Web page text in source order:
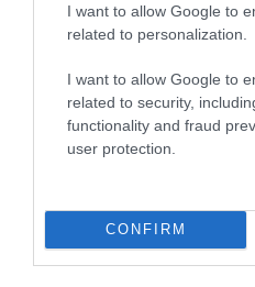
I want to allow Google to
related to personalization.
I want to allow Google to
related to security,
functionality and fraud
user protection.
CONFIRM
τα οστά σε κάθε
γάλα!